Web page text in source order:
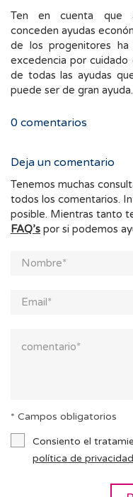
Ten en cuenta que
conceden ayudas
de los progenitores
excedencia por
de todas las ayudas
puede ser de gran ayuda.
0 comentarios
Deja un comentario
Tenemos muchas
todos los comentarios.
posible. Mientras tanto
FAQ’s por si podemos
* Campos obligatorios
Consiento el
política de privacidad